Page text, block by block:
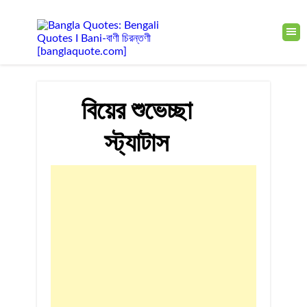
বিয়ের শুভেচ্ছা
স্ট্যাটাস